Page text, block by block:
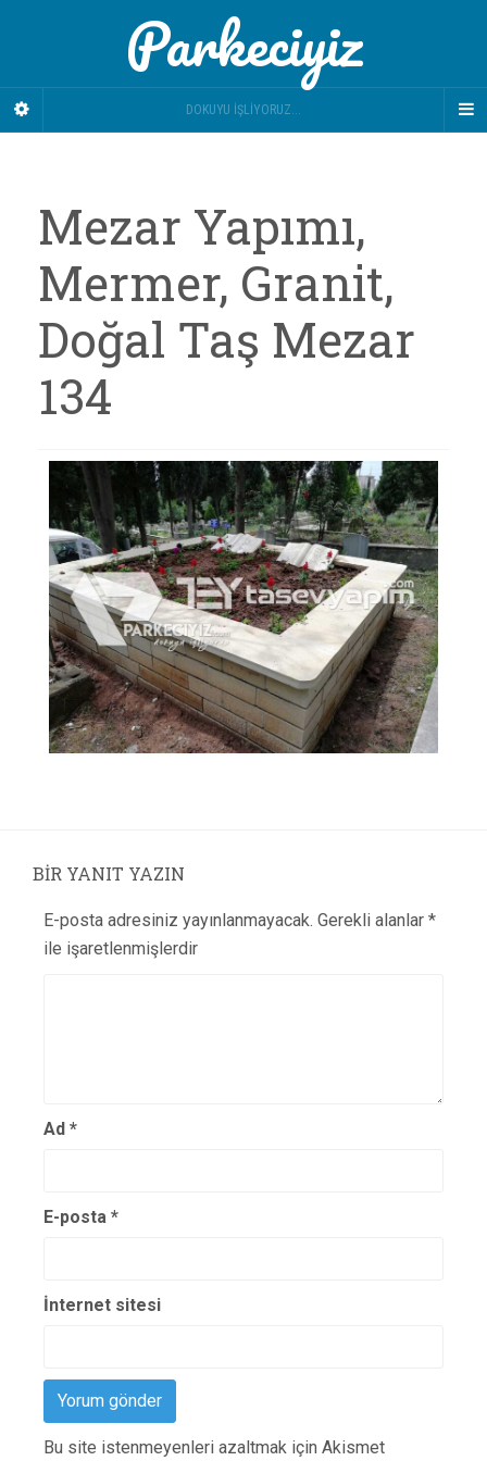
Parkeciyiz
DOKUYU İŞLIYORUZ...
Mezar Yapımı,
Mermer, Granit,
Doğal Taş Mezar
134
BIR YANIT YAZIN
E-posta adresiniz yayınlanmayacak. Gerekli alanlar *
ile işaretlenmişlerdir
Ad *
E-posta *
İnternet sitesi
Bu site istenmeyenleri azaltmak için Akismet